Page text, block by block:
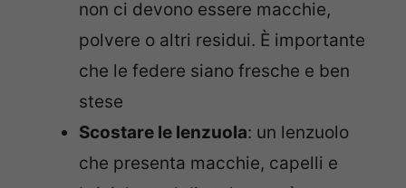
non ci devono essere macchie,
polvere o altri residui. È importante
che le federe siano fresche e ben
stese
Scostare le lenzuola: un lenzuolo
che presenta macchie, capelli e